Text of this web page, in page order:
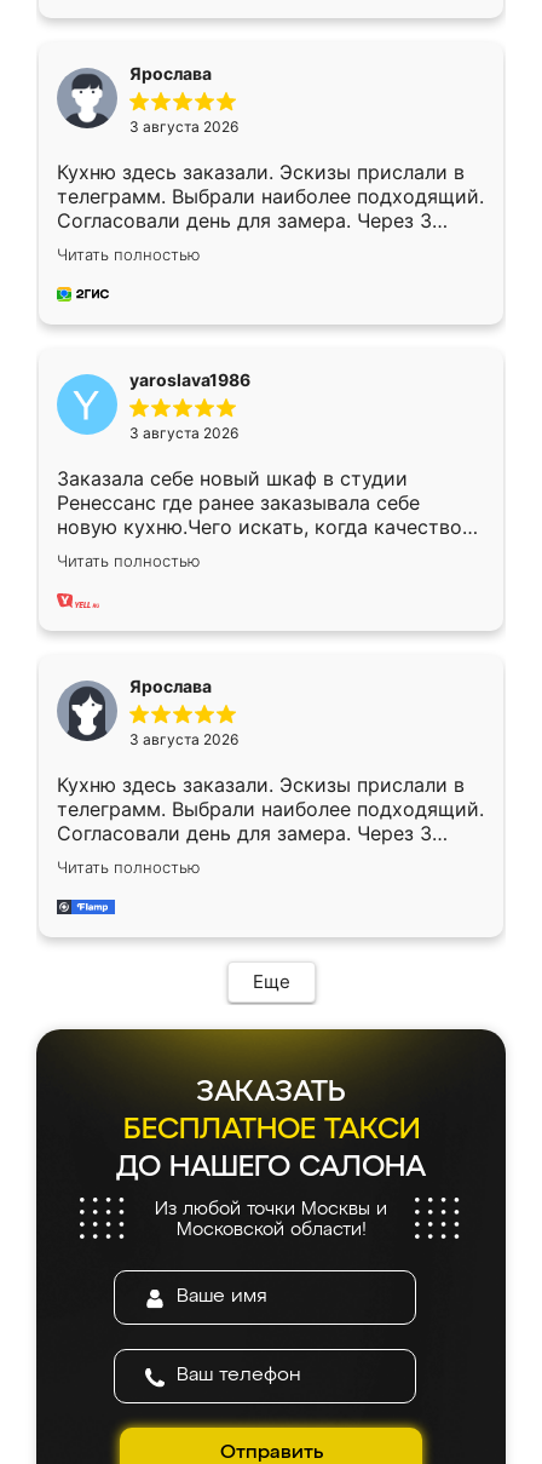
Ярослава
3 августа 2026
Кухню здесь заказали. Эскизы прислали в
телеграмм. Выбрали наиболее подходящий.
Согласовали день для замера. Через 3
недели кухня была уже готова. Остались
довольны работой. Спасибо Ренессанс
мебель за качественную работу!
Читать полностью
yaroslava1986
3 августа 2026
Заказала себе новый шкаф в студии
Ренессанс где ранее заказывала себе
новую кухню.Чего искать, когда качеством
вполне довольна. Служит кухня уже почти
два года, нареканий нет.
Читать полностью
Ярослава
3 августа 2026
Кухню здесь заказали. Эскизы прислали в
телеграмм. Выбрали наиболее подходящий.
Согласовали день для замера. Через 3
недели кухня была уже готова. Остались
довольны работой. Спасибо Ренессанс
мебель за качественную работу!
Читать полностью
Еще
ЗАКАЗАТЬ
БЕСПЛАТНОЕ ТАКСИ
ДО НАШЕГО САЛОНА
Из любой точки Москвы и
Московской области!
Отправить